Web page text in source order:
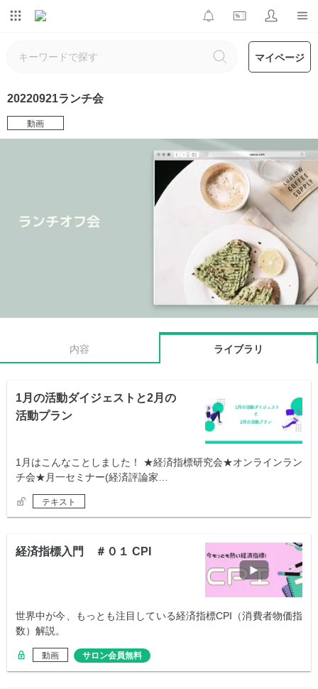
マイページ
20220921ランチ会
動画
内容 ライブラリ
1月の活動ダイジェストと2月の
活動プラン
1月はこんなことしました！ ★経済指標研究会★オンラインラン
チ会★月一セミナー(経済評論家…
テキスト
経済指標入門 ＃０１ CPI
世界中が今、もっとも注目している経済指標CPI（消費者物価指
数）解説。
動画 サロン会員無料